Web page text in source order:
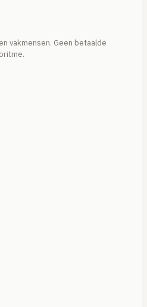
vakmensen. Geen betaalde